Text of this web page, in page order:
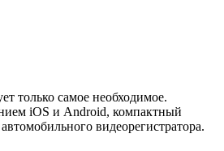
только самое необходимое.
iOS и Android, компактный
видеорегистратора.